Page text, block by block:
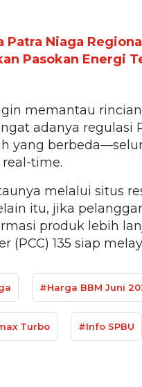
Patra Niaga
Pasokan Energi
memantau
adanya regulasi
yang
time.
melalui situs
itu, jika
produk lebih
(PCC) 135 siap
#Harga BBM Juni
Turbo #Info SPBU